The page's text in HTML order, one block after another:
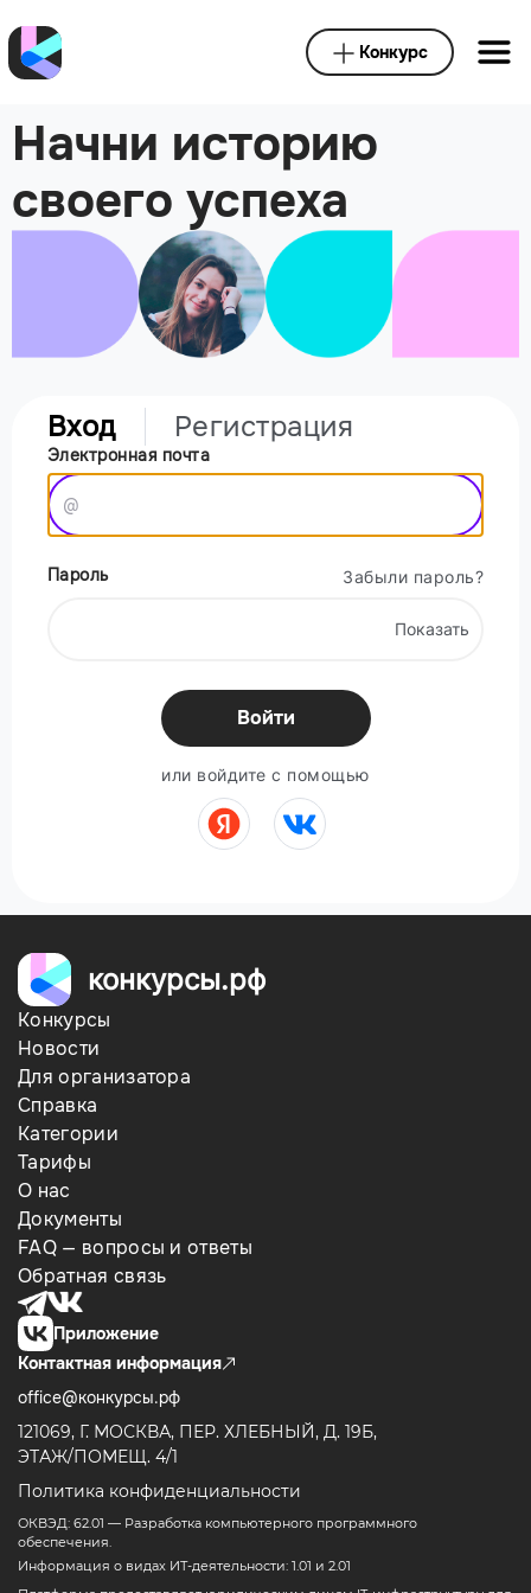
Конкурс
Начни историю
своего успеха
Вход Регистрация
Электронная почта
Пароль Забыли пароль?
Показать
Войти
или войдите с помощью
конкурсы.рф
Конкурсы
Новости
Для организатора
Справка
Категории
Тарифы
О нас
Документы
FAQ — вопросы и ответы
Обратная связь
Приложение
Контактная информация
office@конкурсы.рф
121069, Г. МОСКВА, ПЕР. ХЛЕБНЫЙ, Д. 19Б,
ЭТАЖ/ПОМЕЩ. 4/1
Политика конфиденциальности
ОКВЭД: 62.01 — Разработка компьютерного программного
обеспечения.
Информация о видах ИТ-деятельности: 1.01 и 2.01